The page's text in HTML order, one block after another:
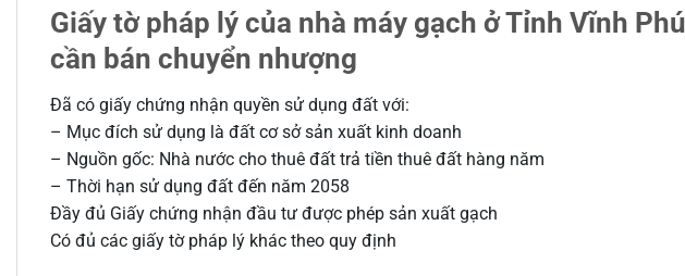
Giấy tờ pháp lý của nhà máy gạch ở Tỉnh Vĩnh
cần bán chuyển nhượng
Đã có giấy chứng nhận quyền sử dụng đất với:
– Mục đích sử dụng là đất cơ sở sản xuất kinh doanh
– Nguồn gốc: Nhà nước cho thuê đất trả tiền thuê đất hàng năm
– Thời hạn sử dụng đất đến năm 2058
Đầy đủ Giấy chứng nhận đầu tư được phép sản xuất gạch
Có đủ các giấy tờ pháp lý khác theo quy định